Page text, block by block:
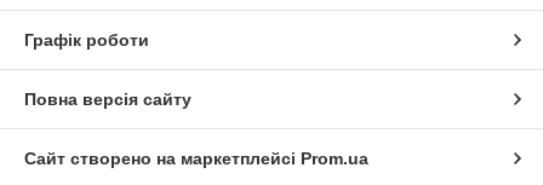
Графік роботи
Повна версія сайту
Сайт створено на маркетплейсі Prom.ua